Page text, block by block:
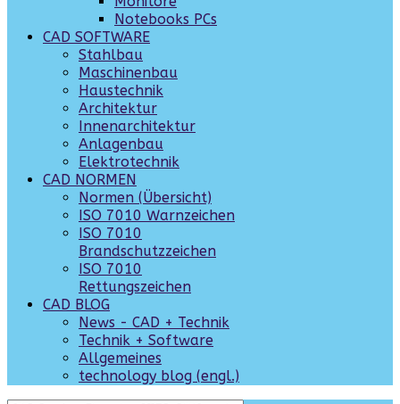
Notebooks PCs
CAD SOFTWARE
Stahlbau
Maschinenbau
Haustechnik
Architektur
Innenarchitektur
Anlagenbau
Elektrotechnik
CAD NORMEN
Normen (Übersicht)
ISO 7010 Warnzeichen
ISO 7010
Brandschutzzeichen
ISO 7010
Rettungszeichen
CAD BLOG
News - CAD + Technik
Technik + Software
Allgemeines
technology blog (engl.)